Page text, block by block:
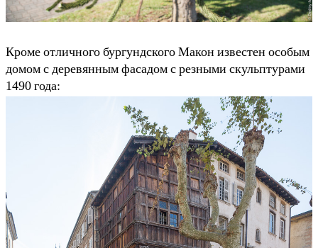
Кроме отличного бургундского Макон известен особым
домом с деревянным фасадом с резными скульптурами
1490 года: